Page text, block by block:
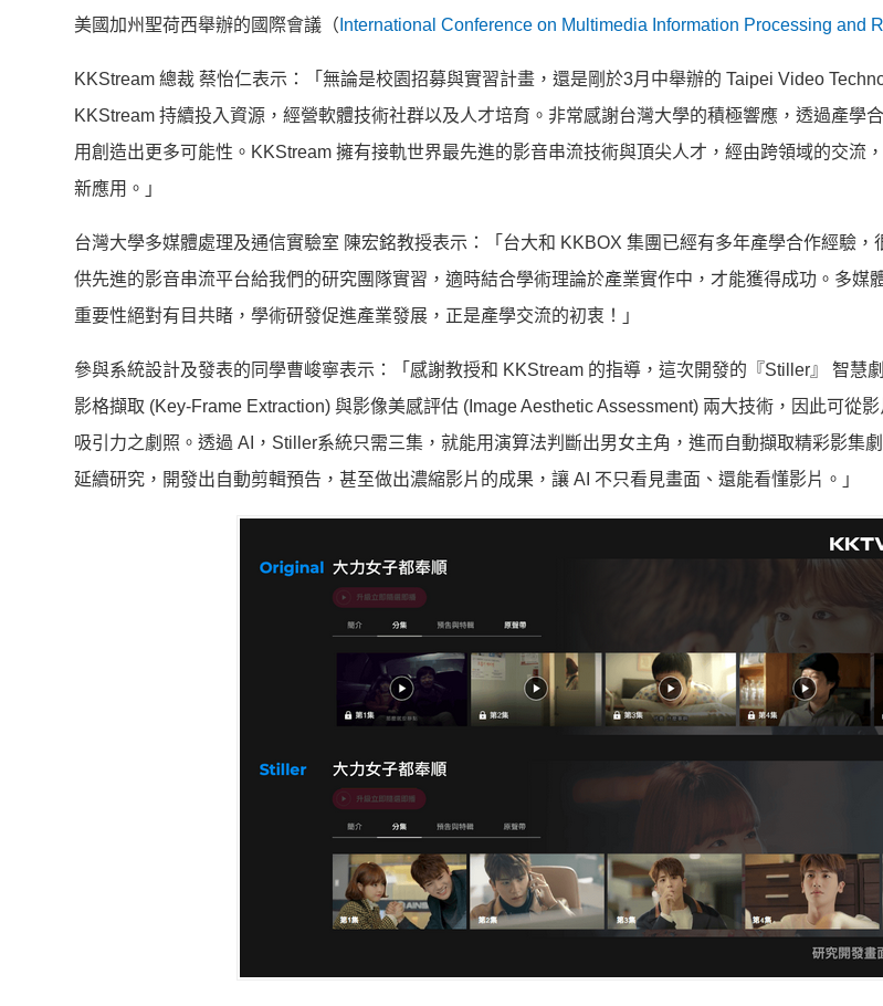
美國加州聖荷西舉辦的國際會議（ International Conference on Multimedia Information Processing and
KKStream 總裁 蔡怡仁表示：「無論是校園招募與實習計畫，還是剛於3月中舉辦的 Taipei Video
KKStream 持續投入資源，經營軟體技術社群以及人才培育。非常感謝台灣大學的積極響應，透過產學
用創造出更多可能性。KKStream 擁有接軌世界最先進的影音串流技術與頂尖人才，經由跨領域的交流
新應用。」
台灣大學多媒體處理及通信實驗室 陳宏銘教授表示：「台大和 KKBOX 集團已經有多年產學合作經驗，
供先進的影音串流平台給我們的研究團隊實習，適時結合學術理論於產業實作中，才能獲得成功。多媒
重要性絕對有目共睹，學術研發促進產業發展，正是產學交流的初衷！」
參與系統設計及發表的同學曹峻寧表示：「感謝教授和 KKStream 的指導，這次開發的『Stiller』 智慧
影格擷取 (Key-Frame Extraction) 與影像美感評估 (Image Aesthetic Assessment) 兩大技術，因此可從
吸引力之劇照。透過 AI，Stiller系統只需三集，就能用演算法判斷出男女主角，進而自動擷取精彩影集
延續研究，開發出自動剪輯預告，甚至做出濃縮影片的成果，讓 AI 不只看見畫面、還能看懂影片。」